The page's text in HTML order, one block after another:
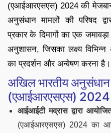
(एआईआरएसएस) 2024 की
अनुसंधान मामलों की परिषद
प्रकार के दिमागों का एक
अनुशासन, जिसका लक्ष्य विभिन्न
का प्रदर्शन और अन्वेषण करना है।
अखिल भारतीय अनुसंधान
(एआईआरएसएस) 2024
आईआईटी मद्रास द्वारा
(एआईआरएसएस) 2024 का